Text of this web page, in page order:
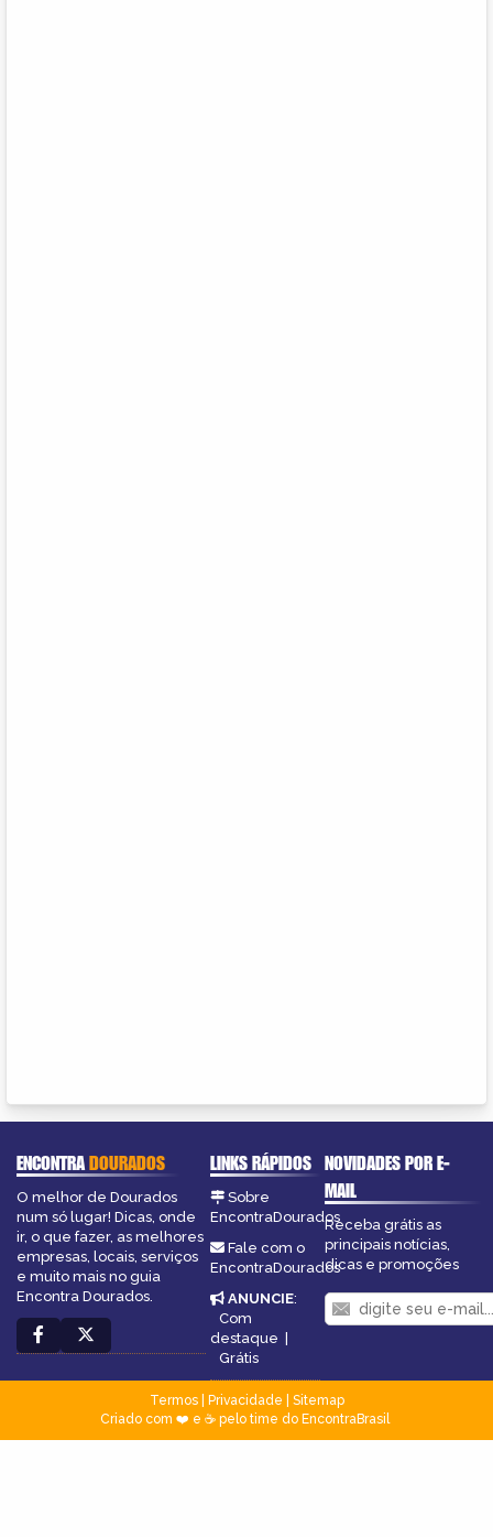
ENCONTRADOURADOS
O melhor de Dourados
num só lugar! Dicas, onde
ir, o que fazer, as melhores
empresas, locais, serviços
e muito mais no guia
Encontra Dourados.
LINKS RÁPIDOS
Sobre
EncontraDourados
Fale com o
EncontraDourados
ANUNCIE:
Com
destaque
Grátis
NOVIDADES POR E-
MAIL
Receba grátis as
principais notícias,
dicas e promoções
Termos| Privacidade
Sitemap
Criado com ❤️ e ☕ pelo time do EncontraBrasil